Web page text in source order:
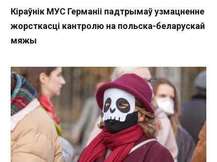
Кіраўнік МУС Германіі падтрымаў узмацненне
жорсткасці кантролю на польска-беларускай
мяжы